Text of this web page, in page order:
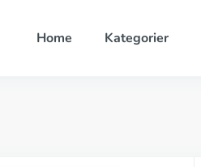
Home Kategorier